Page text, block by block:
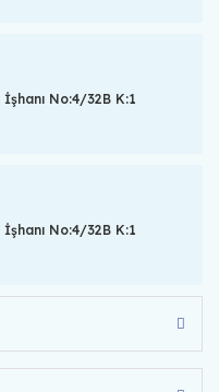
İşhanı No:4/32B K:1
İşhanı No:4/32B K:1